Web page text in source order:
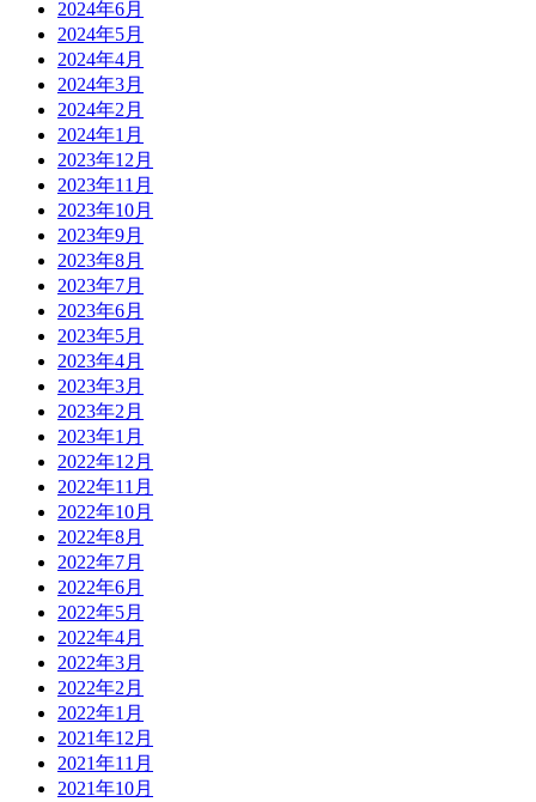
2024年6月
2024年5月
2024年4月
2024年3月
2024年2月
2024年1月
2023年12月
2023年11月
2023年10月
2023年9月
2023年8月
2023年7月
2023年6月
2023年5月
2023年4月
2023年3月
2023年2月
2023年1月
2022年12月
2022年11月
2022年10月
2022年8月
2022年7月
2022年6月
2022年5月
2022年4月
2022年3月
2022年2月
2022年1月
2021年12月
2021年11月
2021年10月